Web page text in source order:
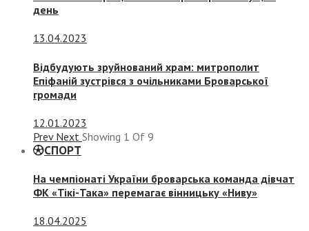
день
13.04.2023
Відбудують зруйнований храм: митрополит
Епіфаній зустрівся з очільниками Броварської
громади
12.01.2023
Prev Next Showing 1 Of 9
СПОРТ
На чемпіонаті України броварська команда дівчат
ФК «Тікі-Така» перемагає вінницьку «Ниву»
18.04.2025